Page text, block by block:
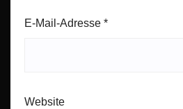
E-Mail-Adresse *
Website